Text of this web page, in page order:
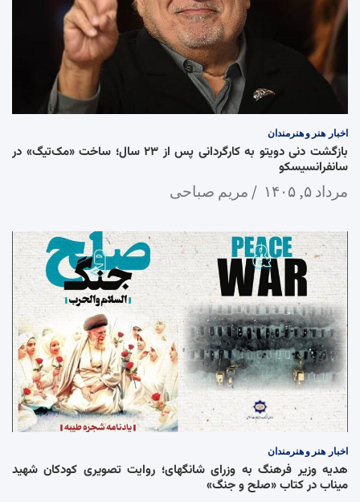
اخبار هنر و هنرمندان
بازگشت دنی دویتو به کارگردانی پس از ۲۳ سال؛ ساخت «مک‌تیگ» در
سانفرانسیسکو
مرداد ۵, ۱۴۰۵ مریم صباحی
اخبار هنر و هنرمندان
هدیه وزیر فرهنگ به وزرای شانگهای؛ روایت تصویری کودکان شهید
میناب در کتاب «صلح و جنگ»